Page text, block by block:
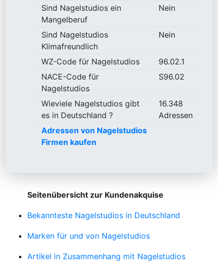
Sind Nagelstudios ein
Mangelberuf
Nein
Sind Nagelstudios
Klimafreundlich
Nein
WZ-Code für Nagelstudios
96.02.1
NACE-Code für
Nagelstudios
S96.02
Wieviele Nagelstudios gibt
es in Deutschland ?
16.348
Adressen
Adressen von Nagelstudios
Firmen kaufen
Seitenübersicht zur Kundenakquise
Bekannteste Nagelstudios in Deutschland
Marken für und von Nagelstudios
Artikel in Zusammenhang mit Nagelstudios